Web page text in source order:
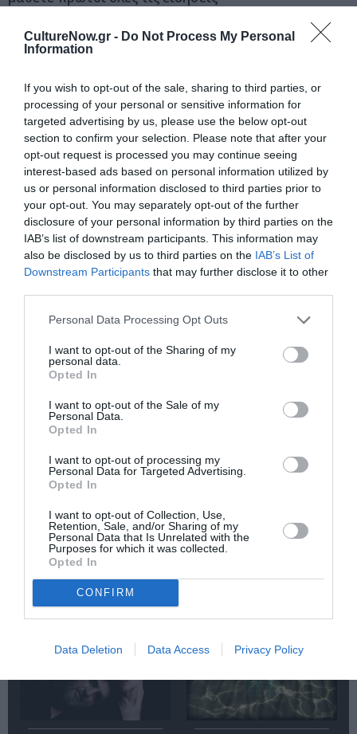
CultureNow.gr - Do Not Process My Personal
Information
If you wish to opt-out of the sale, sharing to third parties, or
processing of your personal or sensitive information for
targeted advertising by us, please use the below opt-out
section to confirm your selection. Please note that after your
opt-out request is processed you may continue seeing
interest-based ads based on personal information utilized by
us or personal information disclosed to third parties prior to
your opt-out. You may separately opt-out of the further
disclosure of your personal information by third parties on the
IAB’s list of downstream participants. This information may
also be disclosed by us to third parties on the IAB’s List of
Downstream Participants that may further disclose it to other
Personal Data Processing Opt Outs
I want to opt-out of the Sharing of my
personal data.
Opted In
I want to opt-out of the Sale of my
Personal Data.
Opted In
I want to opt-out of processing my
Personal Data for Targeted Advertising.
Opted In
I want to opt-out of Collection, Use,
Retention, Sale, and/or Sharing of my
Personal Data that Is Unrelated with the
Purposes for which it was collected.
Opted In
CONFIRM
Data Deletion Data Access Privacy Policy
Δείτε όλα τατελευταία νέαγια την Τέχνη και τον
Πολιτισμό στο
Νέοι Διαγωνισμοί❯
Newsletter
Κάθε βδομάδα στο e-mail σας τα τελευταία νέα για
την Τέχνη και τον Πολιτισμό!
O «Οιδίποδας» του
Ρόμπερτ Άικ ξανά
στη Στέγη – Με τους
Νίκο Κουρή & Μαρία
Κεχαγιόγλου
Θεοδώρα,
Αυτοκράτειρα του
Βυζαντίου: Η νέα
Θεόδωρου Στάθη